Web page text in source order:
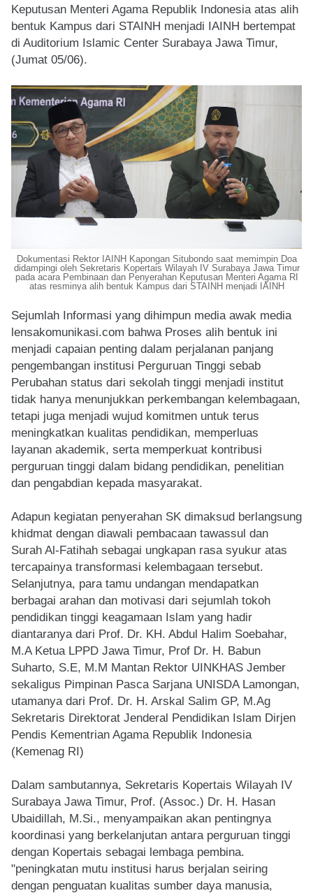
Keputusan Menteri Agama Republik Indonesia atas alih
bentuk Kampus dari STAINH menjadi IAINH bertempat
di Auditorium Islamic Center Surabaya Jawa Timur,
(Jumat 05/06).
Dokumentasi Rektor IAINH Kapongan Situbondo saat memimpin Doa
didampingi oleh Sekretaris Kopertais Wilayah IV Surabaya Jawa Timur
pada acara Pembinaan dan Penyerahan Keputusan Menteri Agama RI
atas resminya alih bentuk Kampus dari STAINH menjadi IAINH
Sejumlah Informasi yang dihimpun media awak media
lensakomunikasi.com bahwa Proses alih bentuk ini
menjadi capaian penting dalam perjalanan panjang
pengembangan institusi Perguruan Tinggi sebab
Perubahan status dari sekolah tinggi menjadi institut
tidak hanya menunjukkan perkembangan kelembagaan,
tetapi juga menjadi wujud komitmen untuk terus
meningkatkan kualitas pendidikan, memperluas
layanan akademik, serta memperkuat kontribusi
perguruan tinggi dalam bidang pendidikan, penelitian
dan pengabdian kepada masyarakat.
Adapun kegiatan penyerahan SK dimaksud berlangsung
khidmat dengan diawali pembacaan tawassul dan
Surah Al-Fatihah sebagai ungkapan rasa syukur atas
tercapainya transformasi kelembagaan tersebut.
Selanjutnya, para tamu undangan mendapatkan
berbagai arahan dan motivasi dari sejumlah tokoh
pendidikan tinggi keagamaan Islam yang hadir
diantaranya dari Prof. Dr. KH. Abdul Halim Soebahar,
M.AKetua LPPD Jawa Timur, Prof Dr. H. Babun
Suharto, S.E, M.M Mantan Rektor UINKHAS Jember
sekaligus Pimpinan Pasca Sarjana UNISDA Lamongan,
utamanya dari Prof. Dr. H. Arskal Salim GP, M.Ag
Sekretaris Direktorat Jenderal Pendidikan Islam Dirjen
Pendis Kementrian Agama Republik Indonesia
(Kemenag RI)
Dalam sambutannya, Sekretaris Kopertais Wilayah IV
Surabaya Jawa Timur, Prof. (Assoc.) Dr. H. Hasan
Ubaidillah, M.Si., menyampaikan akan pentingnya
koordinasi yang berkelanjutan antara perguruan tinggi
dengan Kopertais sebagai lembaga pembina.
"peningkatan mutu institusi harus berjalan seiring
dengan penguatan kualitas sumber daya manusia,